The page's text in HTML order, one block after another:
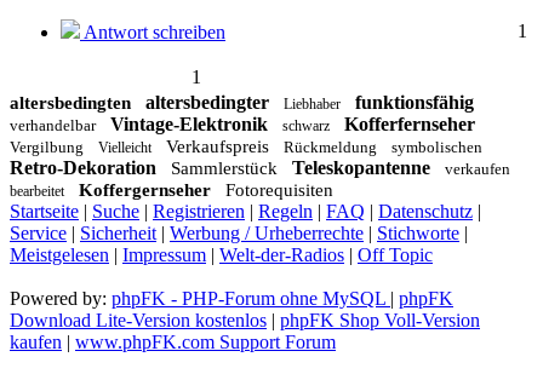
Antwort schreiben 1
1
altersbedingten altersbedingter Liebhaber funktionsfähig
verhandelbar Vintage-Elektronik schwarz Kofferfernseher
Vergilbung Vielleicht Verkaufspreis Rückmeldung symbolischen
Retro-Dekoration Sammlerstück Teleskopantenne verkaufen
bearbeitet Koffergernseher Fotorequisiten
Startseite | Suche | Registrieren | Regeln | FAQ | Datenschutz |
Service | Sicherheit | Werbung / Urheberrechte | Stichworte |
Meistgelesen | Impressum | Welt-der-Radios | Off Topic
Powered by: phpFK - PHP-Forum ohne MySQL | phpFK
Download Lite-Version kostenlos | phpFK Shop Voll-Version
kaufen | www.phpFK.com Support Forum